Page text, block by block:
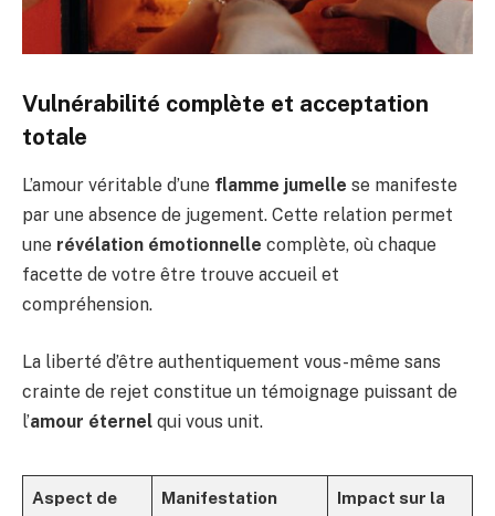
Vulnérabilité complète et acceptation
totale
L’amour véritable d’une flamme jumelle se manifeste
par une absence de jugement. Cette relation permet
une révélation émotionnelle complète, où chaque
facette de votre être trouve accueil et
compréhension.
La liberté d’être authentiquement vous-même sans
crainte de rejet constitue un témoignage puissant de
l’amour éternel qui vous unit.
Aspect de
Manifestation
Impact sur la